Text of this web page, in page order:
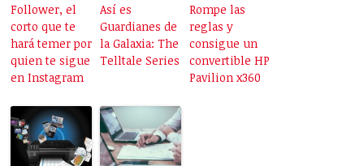
Follower, el
corto que te
hará temer por
quien te sigue
en Instagram
Así es
Guardianes de
la Galaxia: The
Telltale Series
Rompe las
reglas y
consigue un
convertible HP
Pavilion x360